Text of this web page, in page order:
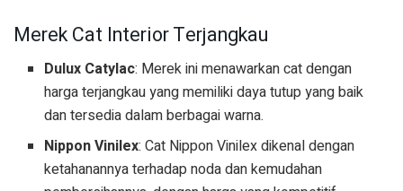
Merek Cat Interior Terjangkau
Dulux Catylac: Merek ini menawarkan cat dengan
harga terjangkau yang memiliki daya tutup yang baik
dan tersedia dalam berbagai warna.
Nippon Vinilex: Cat Nippon Vinilex dikenal dengan
ketahanannya terhadap noda dan kemudahan